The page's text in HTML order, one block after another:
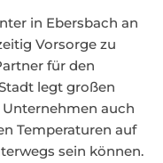
in Ebersbach an
Vorsorge zu
für den
legt großen
auch
Temperaturen auf
sein können.